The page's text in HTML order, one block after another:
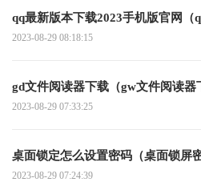
qq最新版本下载2023手机版官网（
2023-08-29 08:18:15
gd文件阅读器下载（gw文件阅读器
2023-08-29 07:33:25
桌面锁定怎么设置密码（桌面锁屏
2023-08-29 07:24:39